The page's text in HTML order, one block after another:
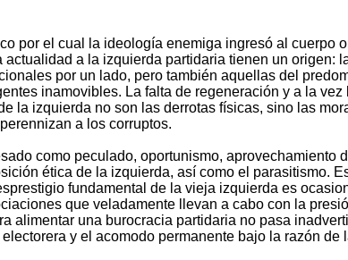
por el cual la ideología enemiga ingresó al cuerpo
a la izquierda partidaria tienen un
por un lado, pero también aquellas del
inamovibles. La falta de regeneración y a la
la izquierda no son las derrotas físicas, sino las
a los corruptos.
como peculado, oportunismo,
ética de la izquierda, así como el parasitismo.
fundamental de la vieja izquierda es
que veladamente llevan a cabo con la
alimentar una burocracia partidaria no pasa
y el acomodo permanente bajo la razón de